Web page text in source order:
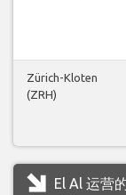
Zürich-Kloten
(ZRH)
El Al 运营